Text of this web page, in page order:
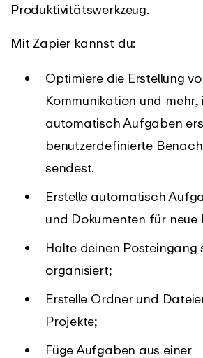
Produktivitätswerkzeug.
Mit Zapier kannst du:
Optimiere die Erstellung
Kommunikation und mehr,
automatisch Aufgaben
benutzerdefinierte
sendest.
Erstelle automatisch
und Dokumenten für neue
Halte deinen Posteingang
organisiert;
Erstelle Ordner und
Projekte;
Füge Aufgaben aus einer